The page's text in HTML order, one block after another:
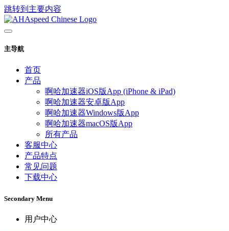
跳转到主要内容
主导航
首页
产品
啊哈加速器iOS版App (iPhone & iPad)
啊哈加速器安卓版App
啊哈加速器Windows版App
啊哈加速器macOS版App
所有产品
客服中心
产品特点
常见问题
下载中心
Secondary Menu
用户中心